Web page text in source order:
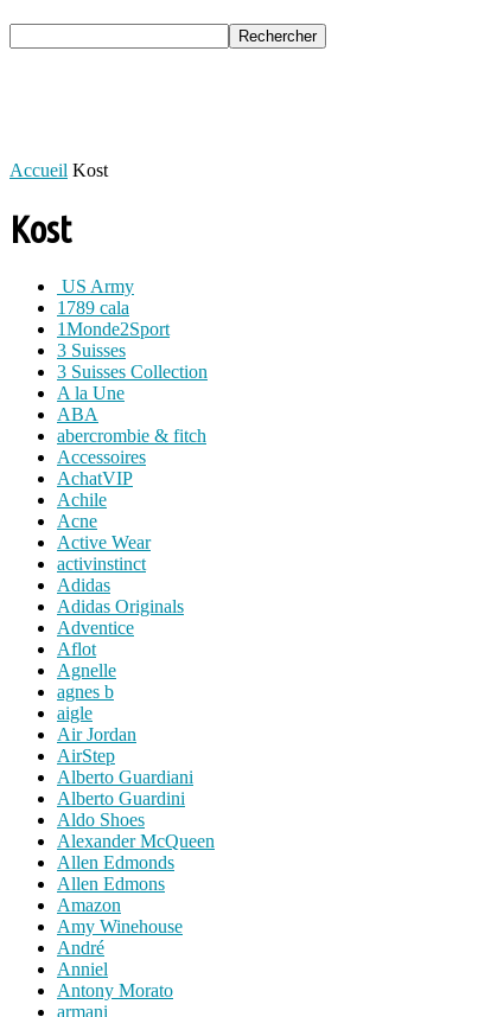
Accueil Kost
Kost
US Army
1789 cala
1Monde2Sport
3 Suisses
3 Suisses Collection
A la Une
ABA
abercrombie & fitch
Accessoires
AchatVIP
Achile
Acne
Active Wear
activinstinct
Adidas
Adidas Originals
Adventice
Aflot
Agnelle
agnes b
aigle
Air Jordan
AirStep
Alberto Guardiani
Alberto Guardini
Aldo Shoes
Alexander McQueen
Allen Edmonds
Allen Edmons
Amazon
Amy Winehouse
André
Anniel
Antony Morato
armani